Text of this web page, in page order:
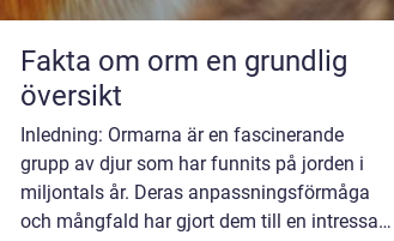
Fakta om orm en grundlig
översikt
Inledning: Ormarna är en fascinerande
grupp av djur som har funnits på jorden i
miljontals år. Deras anpassningsförmåga
och mångfald har gjort dem till en intressant